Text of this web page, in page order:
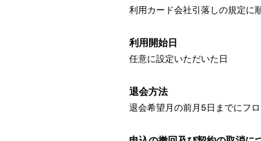
利用カード会社引落しの規定に
利用開始日
任意に設定いただいた日
退会方法
退会希望月の前月5日までにフ